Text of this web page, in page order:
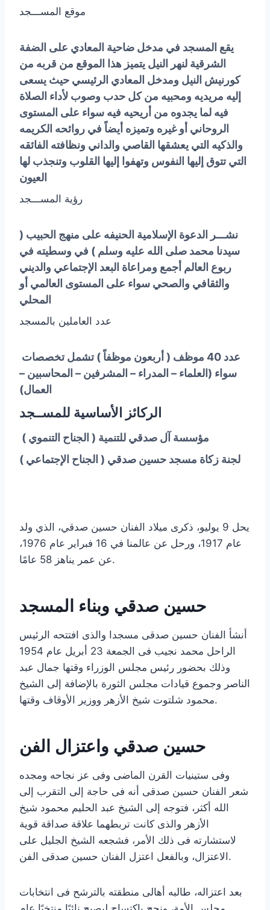
موقع المســـجد
يقع المسجد في مدخل ضاحية المعادي على الضفة
الشرقية لنهر النيل يتميز هذا الموقع من قربه من
كورنيش النيل ومدخل المعادي الرئيسي حيث يسعى
إليه مريديه ومحبيه من كل حدب وصوب لأداء الصلاة
فيه لما يجدوه من أريحيه فيه سواء على المستوى
الروحاني أو غيره وتميزه أيضاً في روائحه الكريمه
والذكيه التي يعشقها القاصي والداني ونظافته الفائقه
التي تتوق إليها النفوس وتهفوا إليها القلوب وتنجذب لها
العيون
رؤية المســـجد
نشـــر الدعوة الإسلامية الحنيفه على منهج الحبيب (
سيدنا محمد صلى الله عليه وسلم ) في وسطيته في
ربوع العالم أجمع ومراعاة البعد الإجتماعي والديني
والثقافي والصحي سواء على المستوى العالمي أو
المحلي
عدد العاملين بالمسجد
عدد 40 موظف ( أربعون موظفاً )
تشمل تخصصات
سواء (العلماء – المدراء – المشرفين – المحاسبين –
العمال)
الركائز الأساسية للمســجد
مؤسسة آل صدقي للتنمية ( الجناح التنموي )
لجنة زكاة مسجد حسين صدقي ( الجناح الإجتماعي )
يحل 9 يوليو، ذكرى ميلاد الفنان حسين صدقي، الذي ولد
عام 1917، ورحل عن عالمنا في 16 فبراير عام 1976،
عن عمر يناهز 58 عامًا.
أنشأ الفنان حسين صدقى مسجدا والذى افتتحه الرئيس
الراحل محمد نجيب فى الجمعة 23 أبريل عام 1954
وذلك بحضور رئيس مجلس الوزراء وقتها جمال عبد
الناصر وجموع قيادات مجلس الثورة بالإضافة إلى الشيخ
محمود شلتوت شيخ الأزهر ووزير الأوقاف وقتها.
حسين صدقي واعتزال الفن
وفى ستينيات القرن الماضى وفى عز نجاحه ومجده
شعر الفنان حسين صدقى أنه فى حاجة إلى التقرب إلى
الله أكثر، فتوجه إلى الشيخ عبد الحليم محمود شيخ
الأزهر والذى كانت تربطهما علاقة صداقة قوية
لاستشارته فى ذلك الأمر، فشجعه الشيخ الجليل على
الاعتزال، وبالفعل اعتزل الفنان حسين صدقى الفن.
بعد اعتزاله، طالبه أهالى منطقته بالترشح فى انتخابات